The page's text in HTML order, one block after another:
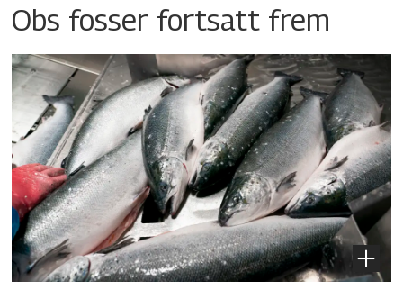
Obs fosser fortsatt frem